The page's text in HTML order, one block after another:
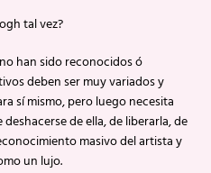
tal vez?
han sido reconocidos ó
deben ser muy variados y
sí mismo, pero luego necesita
de ella, de liberarla, de
masivo del artista y
un lujo.